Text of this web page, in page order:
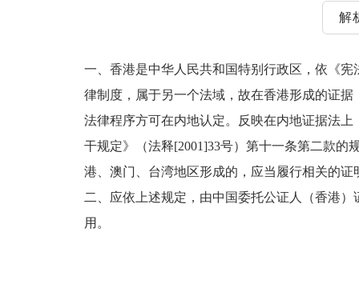
解
一、香港是中华人民共和国特别行政区，依《
律制度，属于另一个法域，故在香港形成的证
法律程序方可在内地认定。反映在内地证据法
干规定》（法释[2001]33号）第十一条第二款的
港、澳门、台湾地区形成的，应当履行相关的证
二、应依上述规定，由中国委托公证人（香港
用。